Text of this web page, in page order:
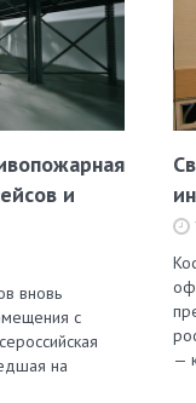
и
вновь
с
на
—